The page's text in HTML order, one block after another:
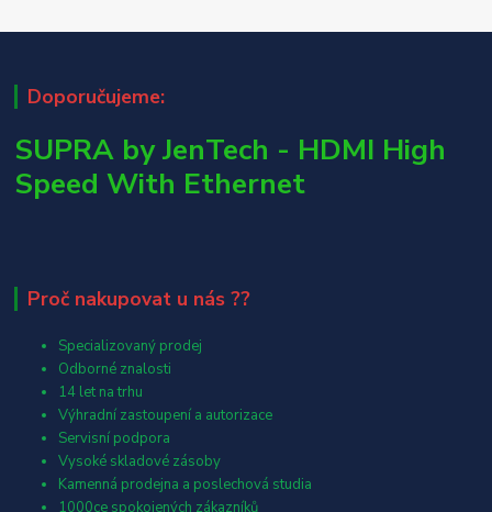
Doporučujeme:
SUPRA by JenTech - HDMI High
Speed With Ethernet
Proč nakupovat u nás ??
Specializovaný prodej
Odborné znalosti
14 let na trhu
Výhradní zastoupení a autorizace
Servisní podpora
Vysoké skladové zásoby
Kamenná prodejna a poslechová studia
1000ce spokojených zákazníků